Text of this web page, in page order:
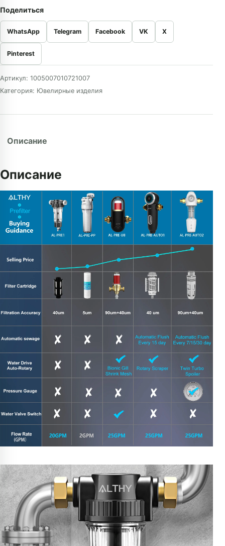
Поделиться
WhatsApp Telegram Facebook VK X
Pinterest
Артикул: 1005007010721007
Категория: Ювелирные изделия
Описание
Описание